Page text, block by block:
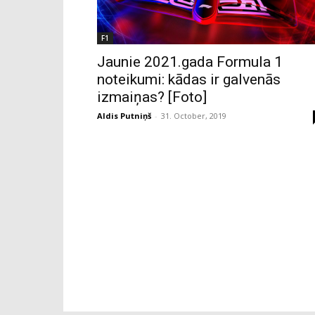
F1
Jaunie 2021.gada Formula 1
noteikumi: kādas ir galvenās
izmaiņas? [Foto]
Aldis Putniņš - 31. October, 2019